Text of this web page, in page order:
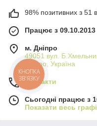
98% позитивних з 51
Працює з 09.10.2013
м. Дніпро
49051 вул.
Дніпро, Україна
Контакти
Сьогодні працює з
Показати весь
КНОПКА
ЗВ'ЯЗКУ